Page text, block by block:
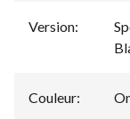
Version:
Couleur: